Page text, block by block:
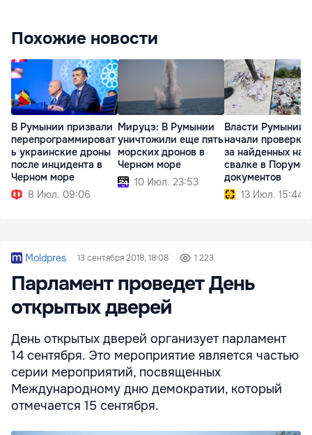
Похожие новости
В Румынии призвали
перепрограммироват
ь украинские дроны
после инцидента в
Черном море
8 Июл. 09:06
Мируцэ: В Румынии
уничтожили еще пять
морских дронов в
Черном море
10 Июл. 23:53
Власти Румынии
начали проверку
за найденных на
свалке в
документов
13 Июл. 15:44
Moldpres 13 сентября 2018, 18:08 1 223
Парламент проведет День
открытых дверей
День открытых дверей организует парламент
14 сентября. Это мероприятие является частью
серии мероприятий, посвященных
Международному дню демократии, который
отмечается 15 сентября.